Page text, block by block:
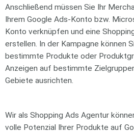
Anschließend müssen Sie Ihr
Ihrem Google Ads-Konto bzw.
Konto verknüpfen und eine
erstellen. In der Kampagne können
bestimmte Produkte oder
Anzeigen auf bestimmte
Gebiete ausrichten.
Wir als Shopping Ads Agentur
volle Potenzial Ihrer Produkte auf